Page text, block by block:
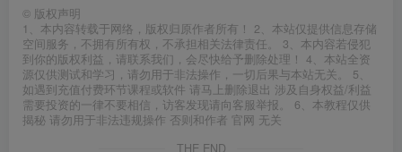
© 版权声明
1、本内容转载于网络，版权归原作者所有！ 2、本站仅提供信息存储
空间服务，不拥有所有权，不承担相关法律责任。 3、本内容若侵犯
到你的版权利益，请联系我们，会尽快给予删除处理！ 4、本站全资
源仅供测试和学习，请勿用于非法操作，一切后果与本站无关。 5、
如遇到充值付费环节课程或软件 请马上删除退出 涉及自身权益/利益
需要投资的一律不要相信，访客发现请向客服举报。 6、本教程仅供
揭秘 请勿用于非法违规操作 否则和作者 官网 无关
THE END